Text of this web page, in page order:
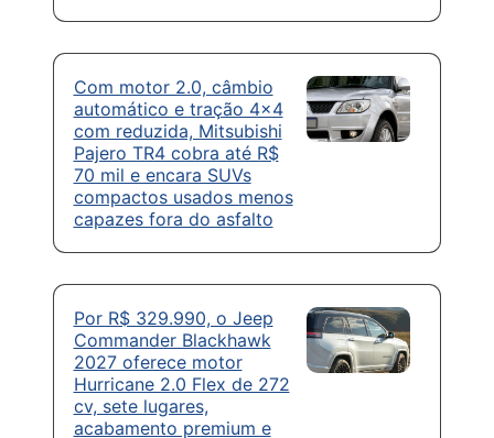
Com motor 2.0, câmbio
automático e tração 4×4
com reduzida, Mitsubishi
Pajero TR4 cobra até R$
70 mil e encara SUVs
compactos usados menos
capazes fora do asfalto
Por R$ 329.990, o Jeep
Commander Blackhawk
2027 oferece motor
Hurricane 2.0 Flex de 272
cv, sete lugares,
acabamento premium e